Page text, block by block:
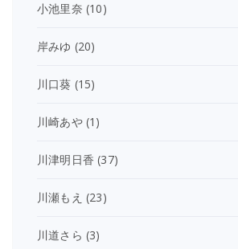
小池里奈 (10)
岸みゆ (20)
川口葵 (15)
川崎あや(1)
川津明日香 (37)
川瀬もえ (23)
川道さら (3)